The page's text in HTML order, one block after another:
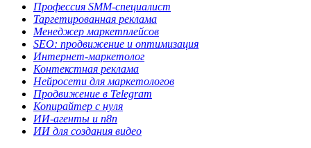
Профессия SMM-специалист
Таргетированная реклама
Менеджер маркетплейсов
SEO: продвижение и оптимизация
Интернет-маркетолог
Контекстная реклама
Нейросети для маркетологов
Продвижение в Telegram
Копирайтер с нуля
ИИ-агенты и n8n
ИИ для создания видео